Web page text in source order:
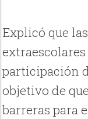
Explicó que
participación
objetivo de
barreras para